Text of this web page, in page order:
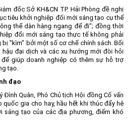
đốc Sở KH&CN TP. Hải Phòng đề nghị
tiêu khởi nghiệp đối mới sáng tạo cụ thể
thể dàn hàng ngang để đi"; đồng thời
đổi mới sáng tạo thực tế không phải
"kìm" bởi một số cơ chế chính sách. Bối
đại dịch và các xu hướng mới đòi hỏi
giúp doanh nghiệp có thêm sự hỗ trợ
tạo.
đạo
Quân, Phó Chủ tịch Hội đồng Cố vấn
gia cho hay, hầu hết khi thúc đẩy hệ
sáng tạo của các địa phương, điểm khó